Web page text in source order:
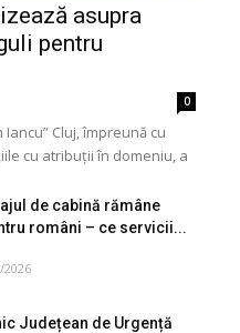
asupra
pentru
0
Cluj, împreună cu
cu atribuții în domeniu, a
de cabină rămâne
români – ce servicii...
2026
Județean de Urgență